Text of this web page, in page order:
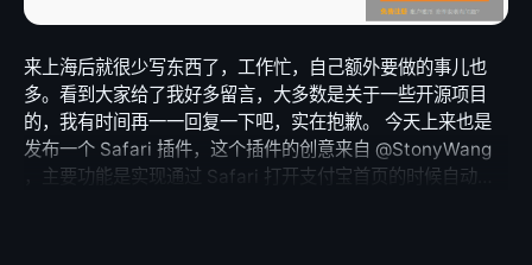
来上海后就很少写东西了，工作忙，自己额外要做的事儿也
多。看到大家给了我好多留言，大多数是关于一些开源项目
的，我有时间再一一回复一下吧，实在抱歉。 今天上来也是
发布一个 Safari 插件，这个插件的创意来自 @StonyWang
，主要功能是实现通过 Safari 打开支付宝首页的时候自动去